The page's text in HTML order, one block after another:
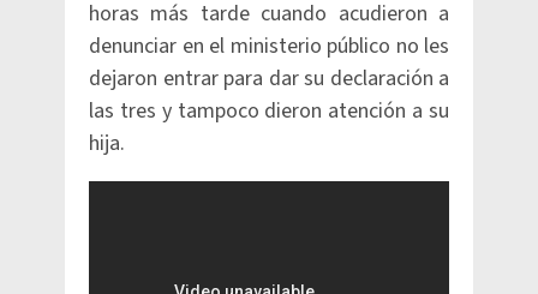
horas más tarde cuando acudieron a
denunciar en el ministerio público no les
dejaron entrar para dar su declaración a
las tres y tampoco dieron atención a su
hija.